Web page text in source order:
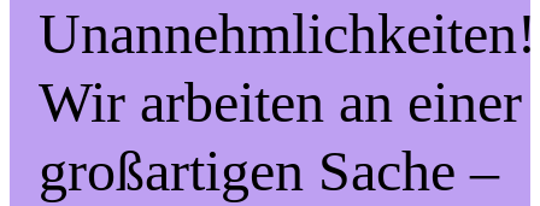
Unannehmlichkeiten!
Wir arbeiten an einer
großartigen Sache –